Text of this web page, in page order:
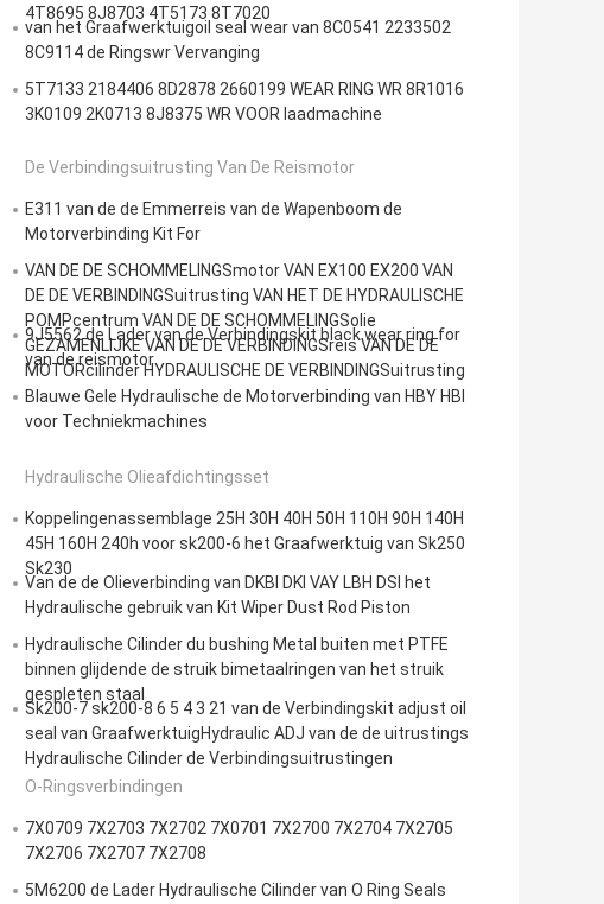
4T8695 8J8703 4T5173 8T7020
van het Graafwerktuigoil seal wear van 8C0541 2233502
8C9114 de Ringswr Vervanging
5T7133 2184406 8D2878 2660199 WEAR RING WR 8R1016
3K0109 2K0713 8J8375 WR VOOR laadmachine
De Verbindingsuitrusting Van De Reismotor
E311 van de de Emmerreis van de Wapenboom de
Motorverbinding Kit For
VAN DE DE SCHOMMELINGSmotor VAN EX100 EX200 VAN
DE DE VERBINDINGSuitrusting VAN HET DE HYDRAULISCHE
POMPcentrum VAN DE DE SCHOMMELINGSolie
GEZAMENLIJKE VAN DE DE VERBINDINGSreis VAN DE DE
MOTORcilinder HYDRAULISCHE DE VERBINDINGSuitrusting
9J5562 de Lader van de Verbindingskit black wear ring for
van de reismotor
Blauwe Gele Hydraulische de Motorverbinding van HBY HBI
voor Techniekmachines
Hydraulische Olieafdichtingsset
Koppelingenassemblage 25H 30H 40H 50H 110H 90H 140H
45H 160H 240h voor sk200-6 het Graafwerktuig van Sk250
Sk230
Van de de Olieverbinding van DKBI DKI VAY LBH DSI het
Hydraulische gebruik van Kit Wiper Dust Rod Piston
Hydraulische Cilinder du bushing Metal buiten met PTFE
binnen glijdende de struik bimetaalringen van het struik
gespleten staal
Sk200-7 sk200-8 6 5 4 3 21 van de Verbindingskit adjust oil
seal van GraafwerktuigHydraulic ADJ van de de uitrustings
Hydraulische Cilinder de Verbindingsuitrustingen
O-Ringsverbindingen
7X0709 7X2703 7X2702 7X0701 7X2700 7X2704 7X2705
7X2706 7X2707 7X2708
5M6200 de Lader Hydraulische Cilinder van O Ring Seals